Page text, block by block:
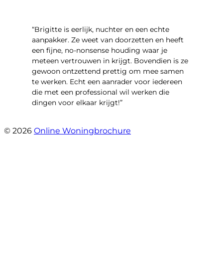
“Brigitte is eerlijk, nuchter en een echte
aanpakker. Ze weet van doorzetten en heeft
een fijne, no-nonsense houding waar je
meteen vertrouwen in krijgt. Bovendien is ze
gewoon ontzettend prettig om mee samen
te werken. Echt een aanrader voor iedereen
die met een professional wil werken die
dingen voor elkaar krijgt!”
© 2026 Online Woningbrochure